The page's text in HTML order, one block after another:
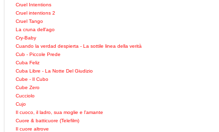
Cruel Intentions
Cruel intentions 2
Cruel Tango
La cruna dell'ago
Cry-Baby
Cuando la verdad despierta - La sottile linea della verità
Cub - Piccole Prede
Cuba Feliz
Cuba Libre - La Notte Del Giudizio
Cube - Il Cubo
Cube Zero
Cucciolo
Cujo
Il cuoco, il ladro, sua moglie e l'amante
Cuore & batticuore (Telefilm)
Il cuore altrove